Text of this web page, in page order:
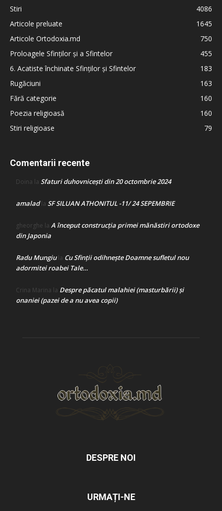
Stiri
4086
Articole preluate
1645
Articole Ortodoxia.md
750
Proloagele Sfinților și a Sfintelor
455
6. Acatiste închinate Sfinților și Sfintelor
183
Rugăciuni
163
Fără categorie
160
Poezia religioasă
160
Stiri religioase
79
Comentarii recente
Doina la Sfaturi duhovnicești din 20 octombrie 2024
amaladla SF SILUAN ATHONITUL -11/ 24 SEPEMBRIE
gheorghe la A început construcţia primei mănăstiri ortodoxe
din Japonia
Radu Mungiula Cu Sfinții odihnește Doamne sufletul nou
adormitei roabei Tale…
Crina Marina la Despre păcatul malahiei (masturbării) şi
onaniei (pazei de a nu avea copii)
DESPRE NOI
URMAȚI-NE